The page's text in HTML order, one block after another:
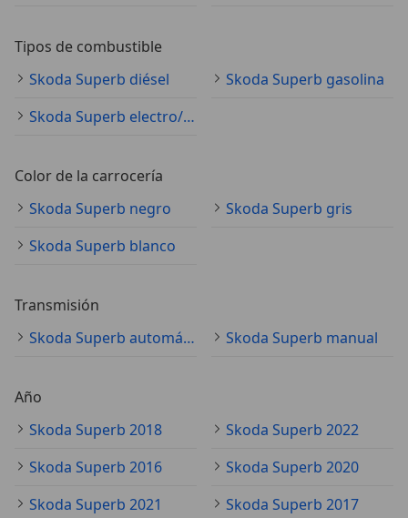
Tipos de combustible
Skoda Superb diésel
Skoda Superb gasolina
Skoda Superb electro/gasolina
Color de la carrocería
Skoda Superb negro
Skoda Superb gris
Skoda Superb blanco
Transmisión
Skoda Superb automático
Skoda Superb manual
Año
Skoda Superb 2018
Skoda Superb 2022
Skoda Superb 2016
Skoda Superb 2020
Skoda Superb 2021
Skoda Superb 2017